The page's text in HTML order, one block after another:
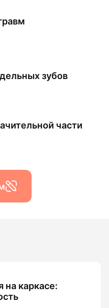
зубов
части
на каркасе: